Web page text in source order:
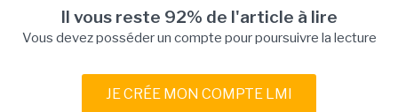
Il vous reste 92% de l'article à lire
Vous devez posséder un compte pour poursuivre la lecture
JE CRÉE MON COMPTE LMI